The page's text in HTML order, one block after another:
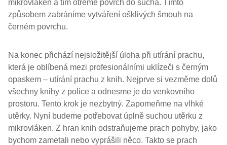
mikrovláken a tím otřeme povrch do sucha. Tímto
způsobem zabráníme vytváření ošklivých šmouh na
černém povrchu.
Na konec přichází nejsložitější úloha při utírání prachu,
která je oblíbená mezi profesionálními uklízeči s černým
opaskem – utírání prachu z knih. Nejprve si vezměme dolů
všechny knihy z police a odnesme je do venkovního
prostoru. Tento krok je nezbytný. Zapomeňme na vlhké
utěrky. Nyní budeme potřebovat úplně suchou utěrku z
mikrovláken. Z hran knih odstraňujeme prach pohyby, jako
bychom zametali nebo vyprášili něco. Takto se prach